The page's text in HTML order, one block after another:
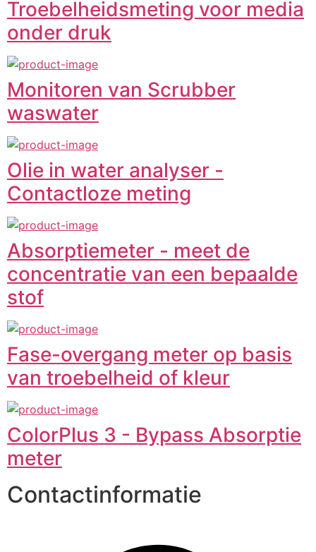
Troebelheidsmeting voor media
onder druk
Monitoren van Scrubber
waswater
Olie in water analyser -
Contactloze meting
Absorptiemeter - meet de
concentratie van een bepaalde
stof
Fase-overgang meter op basis
van troebelheid of kleur
ColorPlus 3 - Bypass Absorptie
meter
Contactinformatie